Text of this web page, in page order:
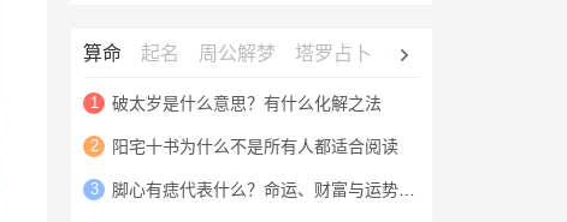
算命 起名 周公解梦 塔罗占卜 心理测试
1 破太岁是什么意思？有什么化解之法
2 阳宅十书为什么不是所有人都适合阅读
3 脚心有痣代表什么？命运、财富与运势详解